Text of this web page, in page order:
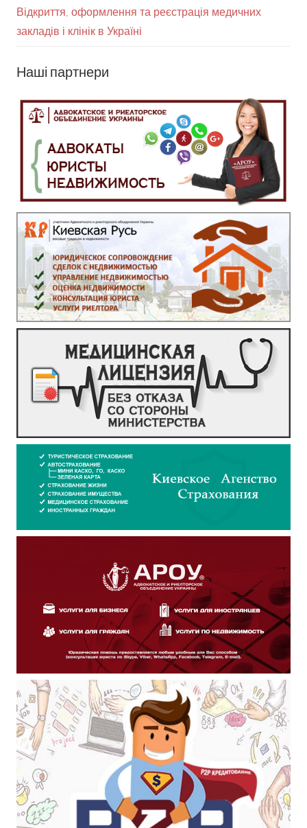
Відкриття, оформлення та реєстрація медичних
закладів і клінік в Україні
Наші партнери